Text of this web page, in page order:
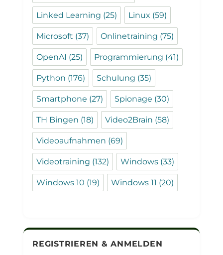
Linked Learning (25) Linux (59)
Microsoft (37) Onlinetraining (75)
OpenAI (25) Programmierung (41)
Python (176) Schulung (35)
Smartphone (27) Spionage (30)
TH Bingen (18) Video2Brain (58)
Videoaufnahmen (69)
Videotraining (132) Windows (33)
Windows 10 (19) Windows 11 (20)
REGISTRIEREN & ANMELDEN